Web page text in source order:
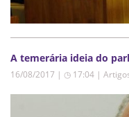
A temerária ideia do
16/08/2017 | ◷ 17:04 |